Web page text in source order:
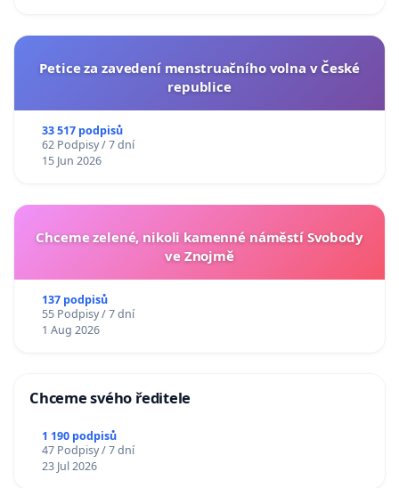
Petice za zavedení menstruačního volna v České
republice
33 517 podpisů
62 Podpisy / 7 dní
15 Jun 2026
Chceme zelené, nikoli kamenné náměstí Svobody
ve Znojmě
137 podpisů
55 Podpisy / 7 dní
1 Aug 2026
Chceme svého ředitele
1 190 podpisů
47 Podpisy / 7 dní
23 Jul 2026